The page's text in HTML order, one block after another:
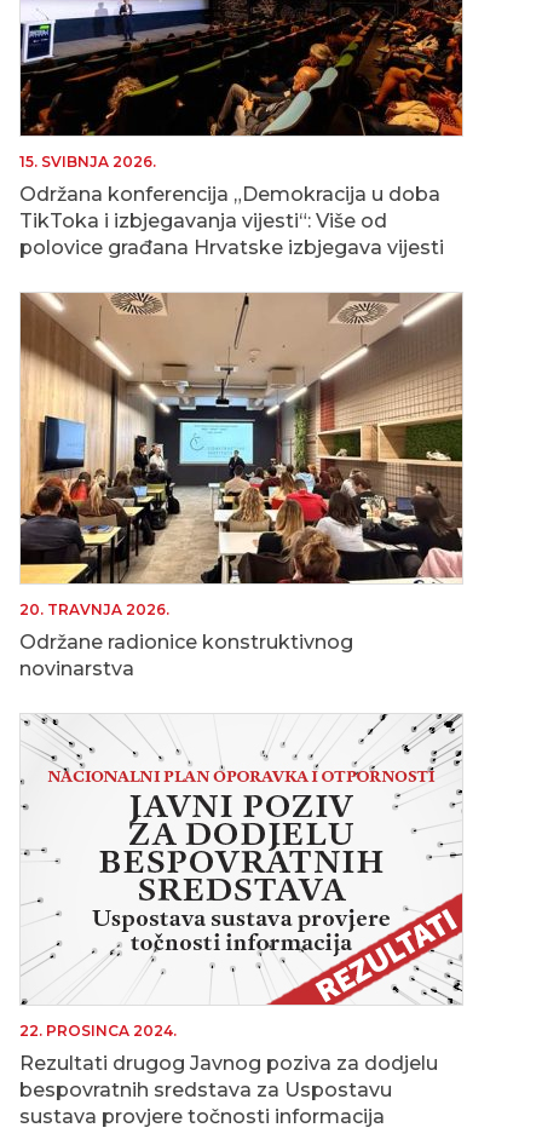
15. SVIBNJA 2026.
Održana konferencija „Demokracija u doba
TikToka i izbjegavanja vijesti“: Više od
polovice građana Hrvatske izbjegava vijesti
20. TRAVNJA 2026.
Održane radionice konstruktivnog
novinarstva
22. PROSINCA 2024.
Rezultati drugog Javnog poziva za dodjelu
bespovratnih sredstava za Uspostavu
sustava provjere točnosti informacija